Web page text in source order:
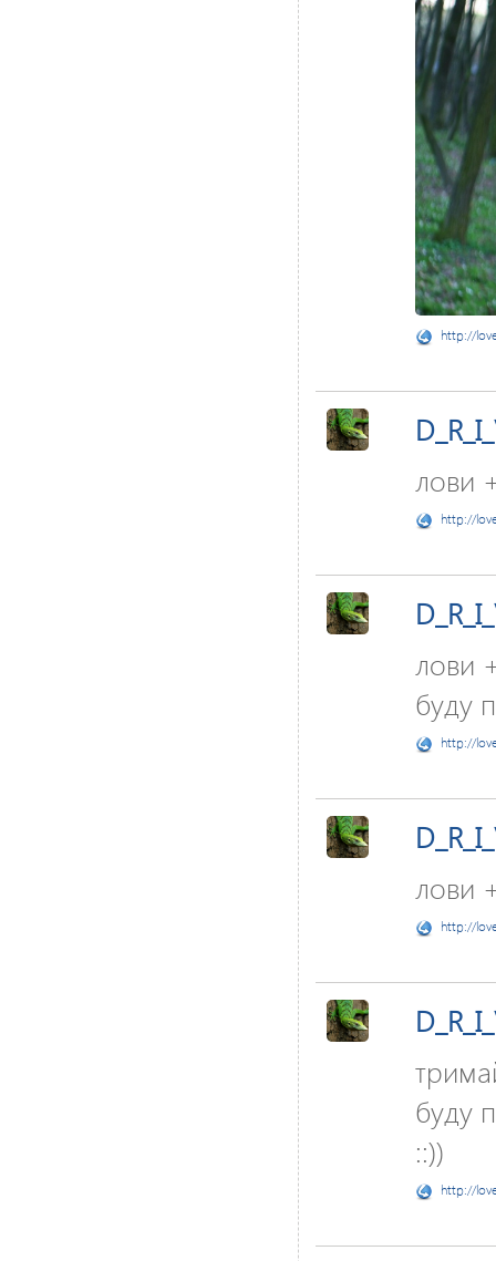
http://
лови
http://
лови
буду
http://
лови
http://
буду
::))
http://